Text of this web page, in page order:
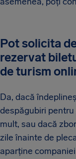
Pot solicita
rezervat
de turism
Da, dacă
despăgubiri
mult, sau dacă
zile înainte de
aparține